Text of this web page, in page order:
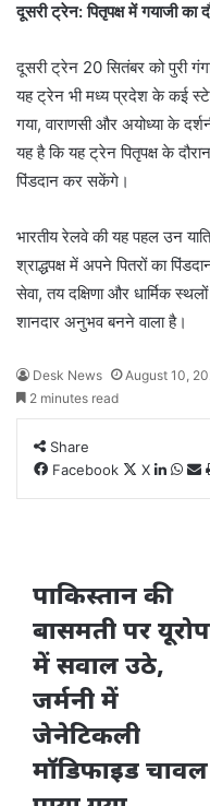
दूसरी ट्रेन: पितृपक्ष में गयाजी का
दूसरी ट्रेन 20 सितंबर को पुरी
यह ट्रेन भी मध्य प्रदेश के कई
गया, वाराणसी और अयोध्या के
यह है कि यह ट्रेन पितृपक्ष के
पिंडदान कर सकेंगे।
भारतीय रेलवे की यह पहल उन
श्राद्धपक्ष में अपने पितरों का
सेवा, तय दक्षिणा और धार्मिक
शानदार अनुभव बनने वाला है।
Desk News August 10,
2 minutes read
Share
Facebook
X
पाकिस्तान की
बासमती पर यूरोप
में सवाल उठे,
जर्मनी में
जेनेटिकली
मॉडिफाइड चावल